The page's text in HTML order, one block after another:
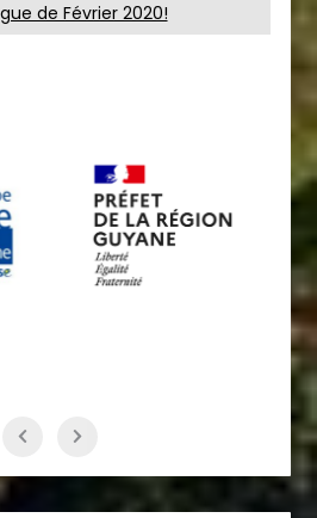
de Février 2020!